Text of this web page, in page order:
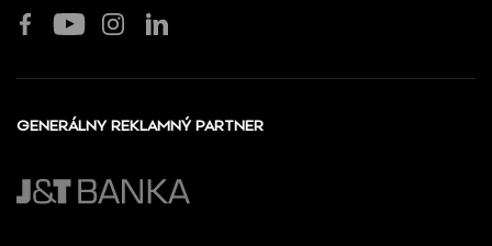
GENERÁLNY REKLAMNÝ PARTNER